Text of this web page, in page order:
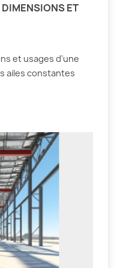
ET
et usages d'une
ailes constantes